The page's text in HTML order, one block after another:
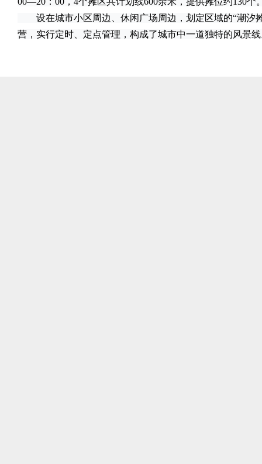
设在城市小区周边、休闲广场周边，划定区域的“潮汐
营，实行定时、定点管理，构成了城市中一道独特的风景